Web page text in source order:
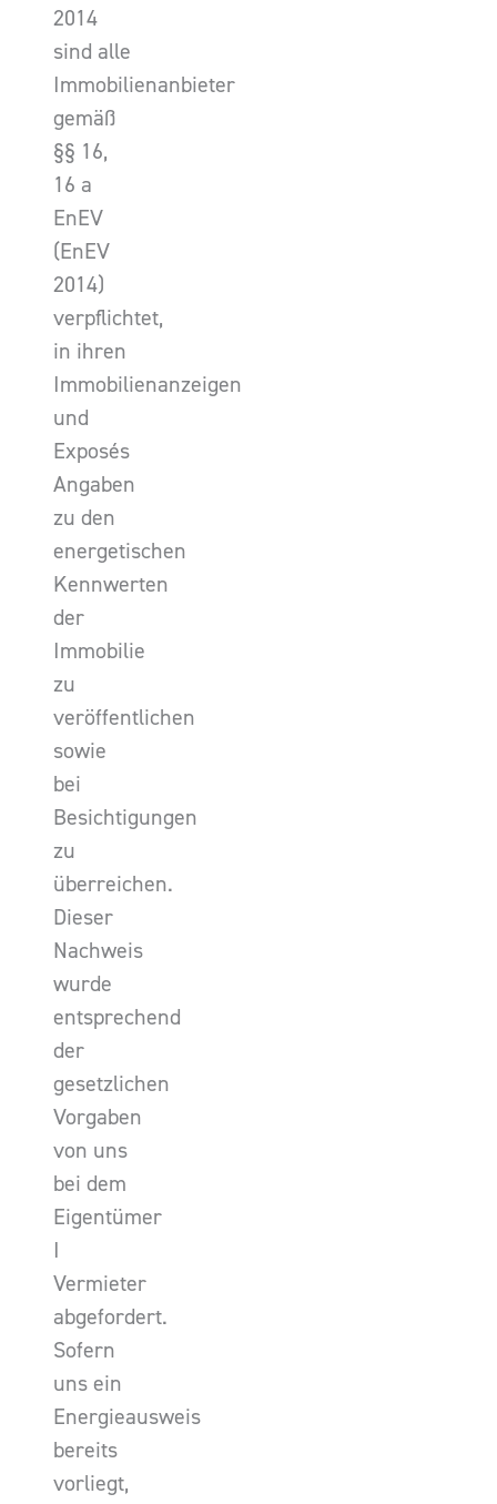
2014
sind alle
Immobilienanbieter
gemäß
§§ 16,
16 a
EnEV
(EnEV
2014)
verpflichtet,
in ihren
Immobilienanzeigen
und
Exposés
Angaben
zu den
energetischen
Kennwerten
der
Immobilie
zu
veröffentlichen
sowie
bei
Besichtigungen
zu
überreichen.
Dieser
Nachweis
wurde
entsprechend
der
gesetzlichen
Vorgaben
von uns
bei dem
Eigentümer
I
Vermieter
abgefordert.
Sofern
uns ein
Energieausweis
bereits
vorliegt,